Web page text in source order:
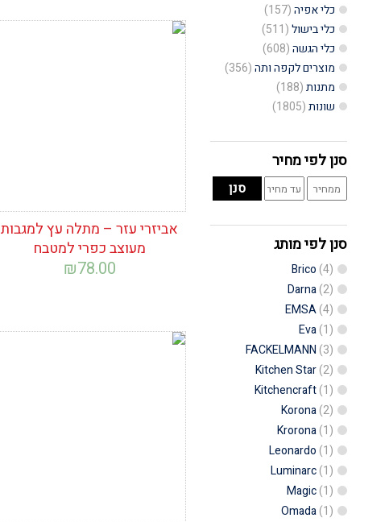
כלי אפיה(157)
כלי בישול(511)
כלי הגשה(608)
מוצרים לקפה ותה(356)
מתנות(188)
שונות(1805)
סנן לפי מחיר
מחיר
מינימלי
מחיר
מקסימלי
סנן
סנן לפי מותג
Brico (4)
Darna(2)
EMSA(4)
Eva(1)
FACKELMANN (3)
Kitchen Star(2)
Kitchencraft(1)
Korona(2)
Krorona(1)
Leonardo (1)
Luminarc(1)
Magic(1)
Omada(1)
אביזרי עזר – מתלה עץ למגבות
מעוצב כפרי למטבח
₪78.00